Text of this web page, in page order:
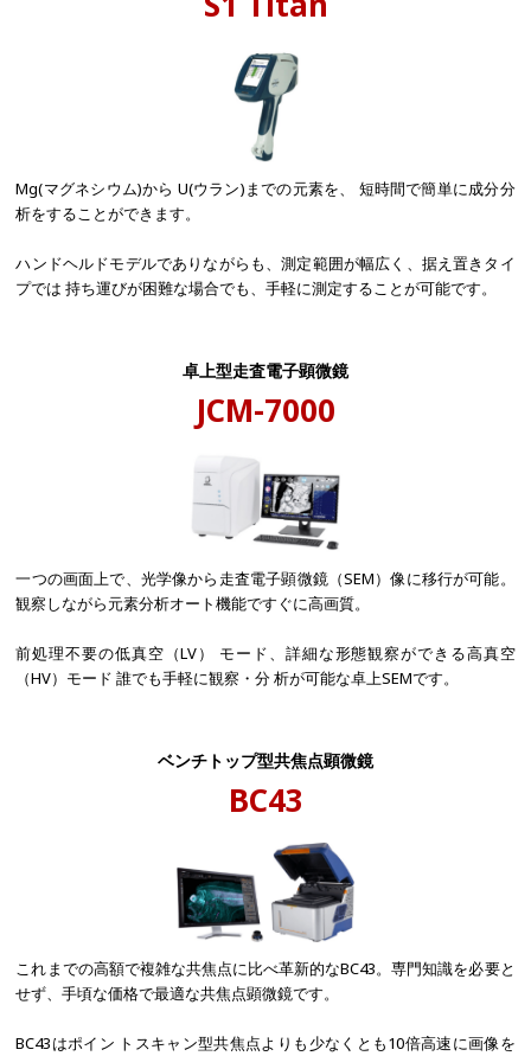
Mg(マグネシウム)から U(ウラン)までの元素を、 短時間で簡単に成分分
析をすることができます。
ハンドヘルドモデルでありながらも、測定範囲が幅広く、据え置きタイ
プでは 持ち運びが困難な場合でも、手軽に測定することが可能です。
卓上型走査電子顕微鏡
JCM-7000
一つの画面上で、光学像から走査電子顕微鏡（SEM）像に移行が可能。
観察しながら元素分析オート機能ですぐに高画質。
前処理不要の低真空（LV） モード、詳細な形態観察ができる高真空
（HV）モード 誰でも手軽に観察・分 析が可能な卓上SEMです。
ベンチトップ型共焦点顕微鏡
BC43
これまでの高額で複雑な共焦点に比べ革新的なBC43。専門知識を必要と
せず、手頃な価格で最適な共焦点顕微鏡です。
BC43はポイン トスキャン型共焦点よりも少なくとも10倍高速に画像を